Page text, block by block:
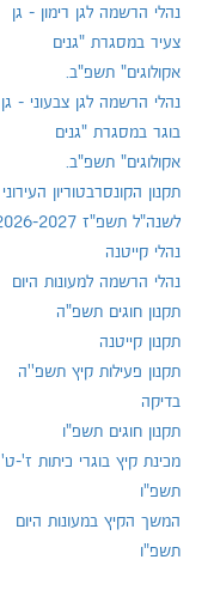
נהלי הרשמה לגן רימון - גן
צעיר במסגרת "גנים
אקולוגים" תשפ"ב.
נהלי הרשמה לגן צבעוני - גן
בוגר במסגרת "גנים
אקולוגים" תשפ"ב.
תקנון הקונסרבטוריון העירוני
לשנה"ל תשפ"ז 2026-2027
נהלי קייטנה
נהלי הרשמה למעונות היום
תקנון חוגים תשפ"ה
תקנון קייטנה
תקנון פעילות קיץ תשפ''ה
בדיקה
תקנון חוגים תשפ"ו
מכינת קיץ בוגרי כיתות ז'-ט'
תשפ"ו
המשך הקיץ במעונות היום
תשפ"ו